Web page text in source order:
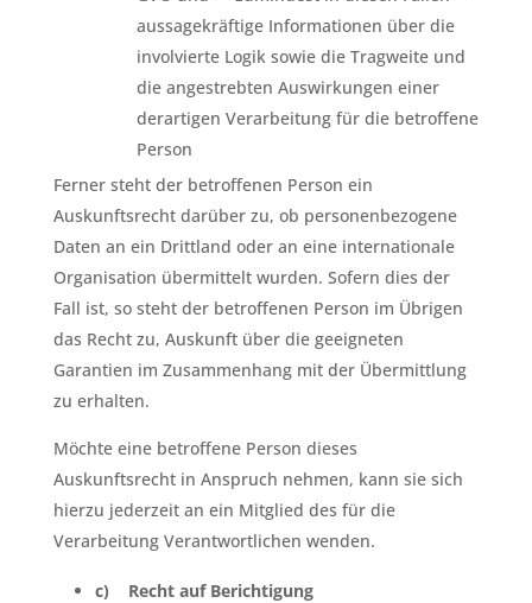
aussagekräftige Informationen über die
involvierte Logik sowie die Tragweite und
die angestrebten Auswirkungen einer
derartigen Verarbeitung für die betroffene
Person
Ferner steht der betroffenen Person ein
Auskunftsrecht darüber zu, ob personenbezogene
Daten an ein Drittland oder an eine internationale
Organisation übermittelt wurden. Sofern dies der
Fall ist, so steht der betroffenen Person im Übrigen
das Recht zu, Auskunft über die geeigneten
Garantien im Zusammenhang mit der Übermittlung
zu erhalten.
Möchte eine betroffene Person dieses
Auskunftsrecht in Anspruch nehmen, kann sie sich
hierzu jederzeit an ein Mitglied des für die
Verarbeitung Verantwortlichen wenden.
c) Recht auf Berichtigung